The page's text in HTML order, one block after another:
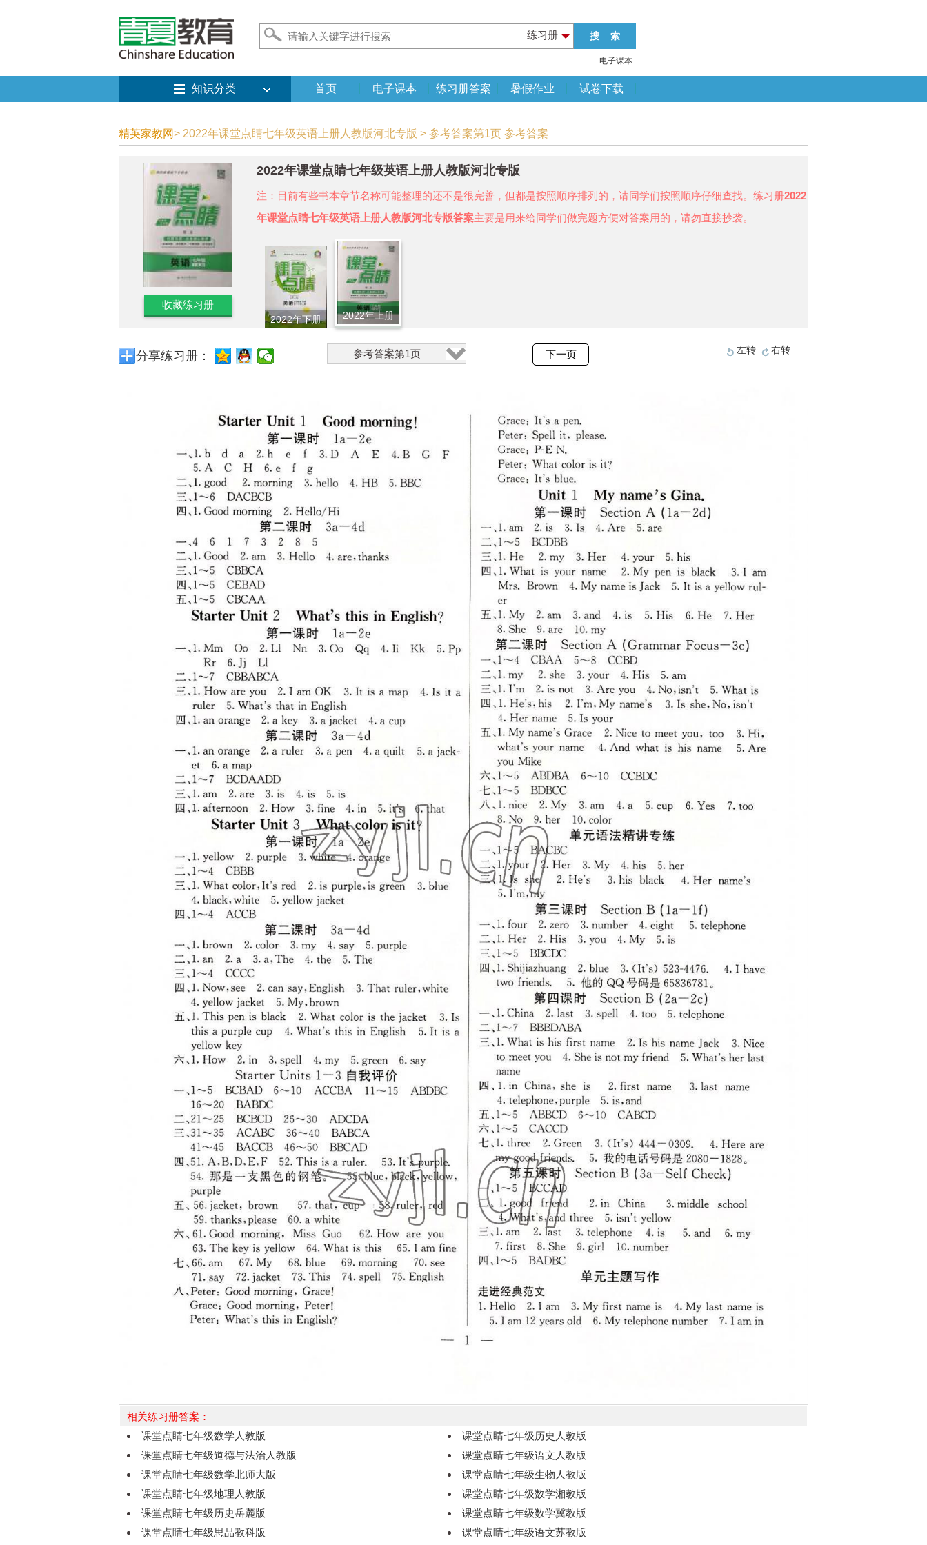
练习册
电子课本
知识分类 首页 电子课本 练习册答案 暑假作业 试卷下载
精英家教网> 2022年课堂点睛七年级英语上册人教版河北专版 > 参考答案第1页 参考答案
收藏练习册
2022年课堂点睛七年级英语上册人教版河北专版
注：目前有些书本章节名称可能整理的还不是很完善，但都是按照顺序排列的，请同学们按照顺序仔细查找。练习册2022
年课堂点睛七年级英语上册人教版河北专版答案主要是用来给同学们做完题方便对答案用的，请勿直接抄袭。
2022年下册 2022年上册
分享练习册： 参考答案第1页 下一页 左转 右转
相关练习册答案：
课堂点睛七年级数学人教版
课堂点睛七年级历史人教版
课堂点睛七年级道德与法治人教版
课堂点睛七年级语文人教版
课堂点睛七年级数学北师大版
课堂点睛七年级生物人教版
课堂点睛七年级地理人教版
课堂点睛七年级数学湘教版
课堂点睛七年级历史岳麓版
课堂点睛七年级数学冀教版
课堂点睛七年级思品教科版
课堂点睛七年级语文苏教版